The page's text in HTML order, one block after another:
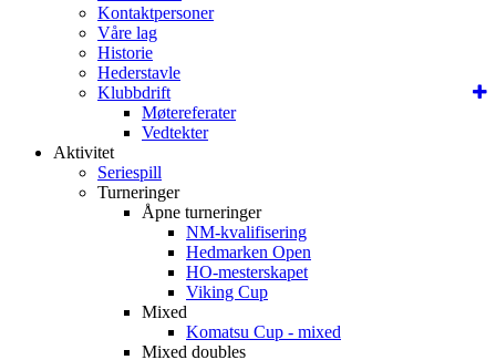
Kontaktpersoner
Våre lag
Historie
Hederstavle
Klubbdrift
Møtereferater
Vedtekter
Aktivitet
Seriespill
Turneringer
Åpne turneringer
NM-kvalifisering
Hedmarken Open
HO-mesterskapet
Viking Cup
Mixed
Komatsu Cup - mixed
Mixed doubles